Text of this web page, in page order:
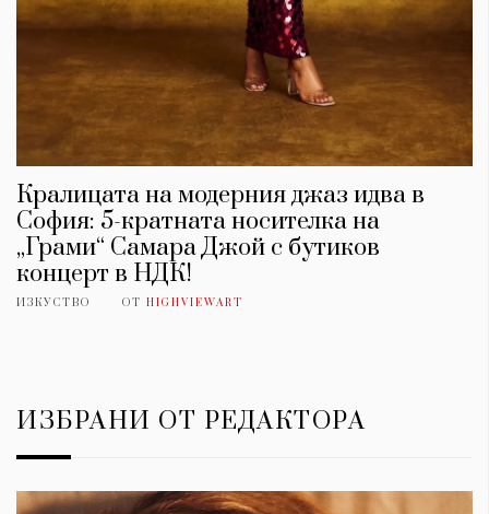
Кралицата на модерния джаз идва в
София: 5-кратната носителка на
„Грами“ Самара Джой с бутиков
концерт в НДК!
ИЗКУСТВО ОТ HIGHVIEWART
ИЗБРАНИ ОТ РЕДАКТОРА